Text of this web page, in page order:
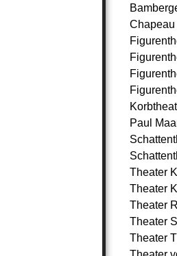
Paul
Theater
Theater
Theater
Theater
Theater